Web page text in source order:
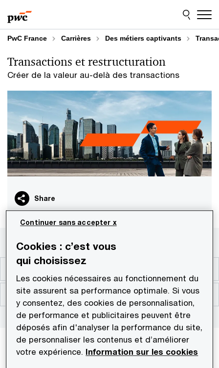
au
contenu
au
pied
dePwC France Carrières Des métiers captivants
Créer de la valeur au-delà des transactions
Transactions et restructuration
Share
Le conseil en transactions chez PwC
Consultant en transactions
Une expertise reconnue, des missions aux enjeux
forts.
Cookies : c’est vous
qui choisissez
Les cookies nécessaires au fonctionnement du
site assurent sa performance optimale. Si vous
y consentez, des cookies de personnalisation,
de performance et publicitaires peuvent être
déposés afin d'analyser la performance du site,
de personnaliser les contenus et d’améliorer
votre expérience. Information sur les cookies
Continuer sans accepter x